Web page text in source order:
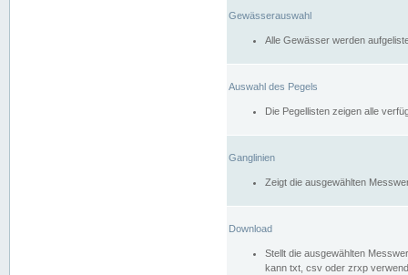
Gewässerauswahl
Alle Gewässer werden
Auswahl des Pegels
Die Pegellisten zeigen alle
Ganglinien
Zeigt die ausgewählten
Download
Stellt die ausgewählten
kann txt, csv oder zrxp